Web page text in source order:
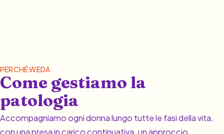
PERCHÉ WEDA
Come gestiamo la
patologia
Accompagniamo ogni donna lungo tutte le fasi della vita,
con una presa in carico continuativa, un approccio